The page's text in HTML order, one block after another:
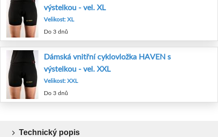
výstelkou - vel. XL
Velikost: XL
Do 3 dnů
Dámská vnitřní cyklovložka HAVEN s
výstelkou - vel. XXL
Velikost: XXL
Do 3 dnů
Technický popis